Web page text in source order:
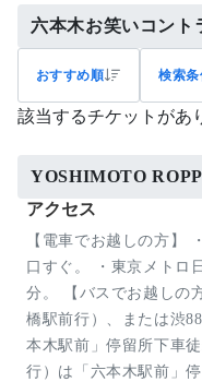
六本木お笑いコント
おすすめ順 検索条
該当するチケットがあ
YOSHIMOTO
アクセス
【電車でお越しの方】
口すぐ。 ・東京メトロ
分。 【バスでお越しの
橋駅前行）、または渋
本木駅前」停留所下車
行）は「六本木駅前」